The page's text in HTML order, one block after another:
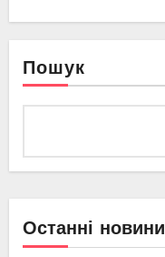
Пошук
Останні новини